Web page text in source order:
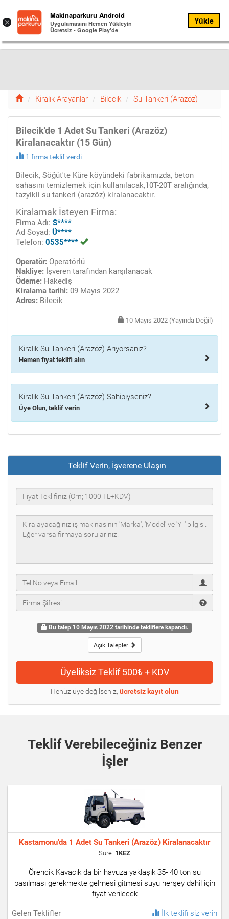
Menu
Kiralık Arayanlar Bilecik Su Tankeri (Arazöz)
Bilecik'de 1 Adet Su Tankeri (Arazöz)
Kiralanacaktır (15 Gün)
1 firma teklif verdi
Bilecik, Söğüt'te Küre köyündeki fabrikamızda, beton
sahasını temizlemek için kullanılacak,10T-20T aralığında,
tazyikli su tankeri (arazöz) kiralanacaktır.
Kiralamak İsteyen Firma:
Firma Adı: S****
Ad Soyad: Ü****
Telefon: 0535****
Operatör: Operatörlü
Nakliye: İşveren tarafından karşılanacak
Ödeme: Hakediş
Kiralama tarihi: 09 Mayıs 2022
Adres: Bilecik
10 Mayıs 2022 (Yayında Değil)
Kiralık Su Tankeri (Arazöz) Arıyorsanız?
Hemen fiyat teklifi alın
Kiralık Su Tankeri (Arazöz) Sahibiyseniz?
Üye Olun, teklif verin
Teklif Verin, İşverene Ulaşın
Bu talep 10 Mayıs 2022 tarihinde tekliflere kapandı.
Açık Talepler
Henüz üye değilseniz, ücretsiz kayıt olun
Teklif Verebileceğiniz Benzer
İşler
Kastamonu'da 1 Adet Su Tankeri (Arazöz) Kiralanacaktır
Süre: 1KEZ
Örencik Kavacık da bir havuza yaklaşık 35- 40 ton su
basılması gerekmekte gelmesi gitmesi suyu herşey dahil için
fiyat verilecek
İlk teklifi siz verin
×
Makinaparkuru Android
Uygulamasını Hemen Yükleyin
Ücretsiz - Google Play'de
Yükle